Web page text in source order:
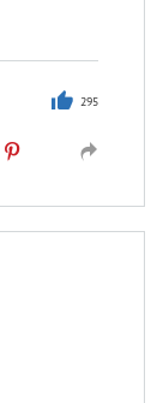
295